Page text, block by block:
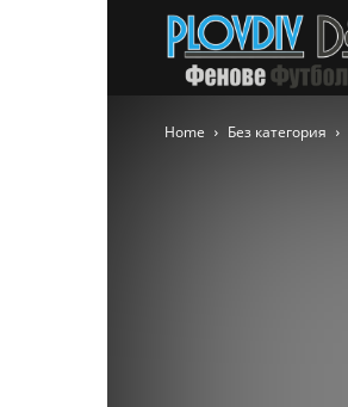
Home Без категория